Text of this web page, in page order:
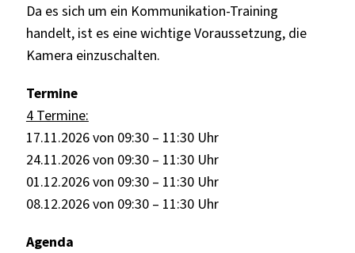
Da es sich um ein Kommunikation-Training
handelt, ist es eine wichtige Voraussetzung, die
Kamera einzuschalten.
Termine
4 Termine:
17.11.2026 von 09:30 – 11:30 Uhr
24.11.2026 von 09:30 – 11:30 Uhr
01.12.2026 von 09:30 – 11:30 Uhr
08.12.2026 von 09:30 – 11:30 Uhr
Agenda